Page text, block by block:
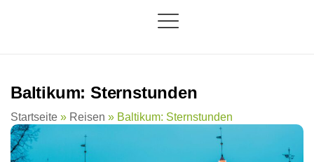
Baltikum: Sternstunden
Startseite » Reisen » Baltikum: Sternstunden